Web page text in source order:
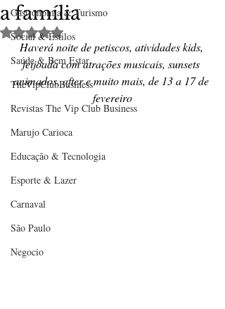
Gastronomia & Turismo
Social & Estilos
Saúde & Bem Estar
TheVipClubBusiness
Revistas The Vip Club Business
Marujo Carioca
Educação & Tecnologia
Esporte & Lazer
Carnaval
São Paulo
Negocio
a família
Avaliado com NaN de 5 estrelas.
Haverá noite de petiscos, atividades kids,
feijoada com atrações musicais, sunsets
animados, after e muito mais, de 13 a 17 de
fevereiro